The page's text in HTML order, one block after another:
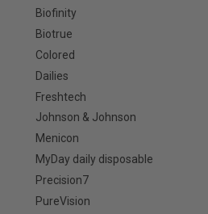
Biofinity
Biotrue
Colored
Dailies
Freshtech
Johnson & Johnson
Menicon
MyDay daily disposable
Precision7
PureVision